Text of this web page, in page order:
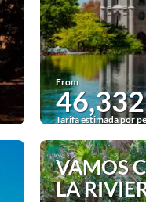
From
Tarifa estimada por
VAMOS
LA